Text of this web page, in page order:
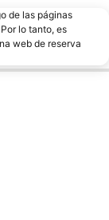
de las páginas
lo tanto, es
web de reserva